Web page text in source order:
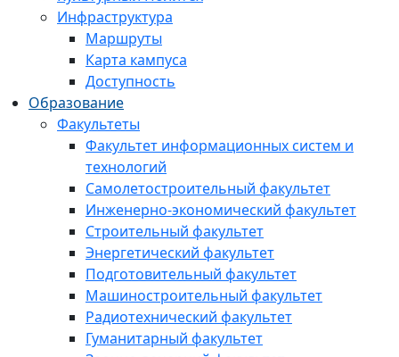
Инфраструктура
Маршруты
Карта кампуса
Доступность
Образование
Факультеты
Факультет информационных систем и
технологий
Самолетостроительный факультет
Инженерно-экономический факультет
Строительный факультет
Энергетический факультет
Подготовительный факультет
Машиностроительный факультет
Радиотехнический факультет
Гуманитарный факультет